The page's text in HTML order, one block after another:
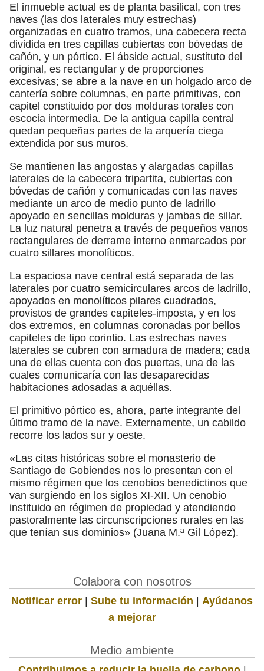
El inmueble actual es de planta basilical, con tres
naves (las dos laterales muy estrechas)
organizadas en cuatro tramos, una cabecera recta
dividida en tres capillas cubiertas con bóvedas de
cañón, y un pórtico. El ábside actual, sustituto del
original, es rectangular y de proporciones
excesivas; se abre a la nave en un holgado arco de
cantería sobre columnas, en parte primitivas, con
capitel constituido por dos molduras torales con
escocia intermedia. De la antigua capilla central
quedan pequeñas partes de la arquería ciega
extendida por sus muros.
Se mantienen las angostas y alargadas capillas
laterales de la cabecera tripartita, cubiertas con
bóvedas de cañón y comunicadas con las naves
mediante un arco de medio punto de ladrillo
apoyado en sencillas molduras y jambas de sillar.
La luz natural penetra a través de pequeños vanos
rectangulares de derrame interno enmarcados por
cuatro sillares monolíticos.
La espaciosa nave central está separada de las
laterales por cuatro semicirculares arcos de ladrillo,
apoyados en monolíticos pilares cuadrados,
provistos de grandes capiteles-imposta, y en los
dos extremos, en columnas coronadas por bellos
capiteles de tipo corintio. Las estrechas naves
laterales se cubren con armadura de madera; cada
una de ellas cuenta con dos puertas, una de las
cuales comunicaría con las desaparecidas
habitaciones adosadas a aquéllas.
El primitivo pórtico es, ahora, parte integrante del
último tramo de la nave. Externamente, un cabildo
recorre los lados sur y oeste.
«Las citas históricas sobre el monasterio de
Santiago de Gobiendes nos lo presentan con el
mismo régimen que los cenobios benedictinos que
van surgiendo en los siglos XI-XII. Un cenobio
instituido en régimen de propiedad y atendiendo
pastoralmente las circunscripciones rurales en las
que tenían sus dominios» (Juana M.ª Gil López).
Colabora con nosotros
Notificar error | Sube tu información | Ayúdanos
a mejorar
Medio ambiente